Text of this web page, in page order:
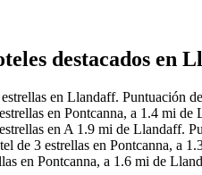
destacados en
en Llandaff. Puntuación
en Pontcanna, a 1.4 mi de
en A 1.9 mi de Llandaff.
de 3 estrellas en Pontcanna, a
en Pontcanna, a 1.6 mi de